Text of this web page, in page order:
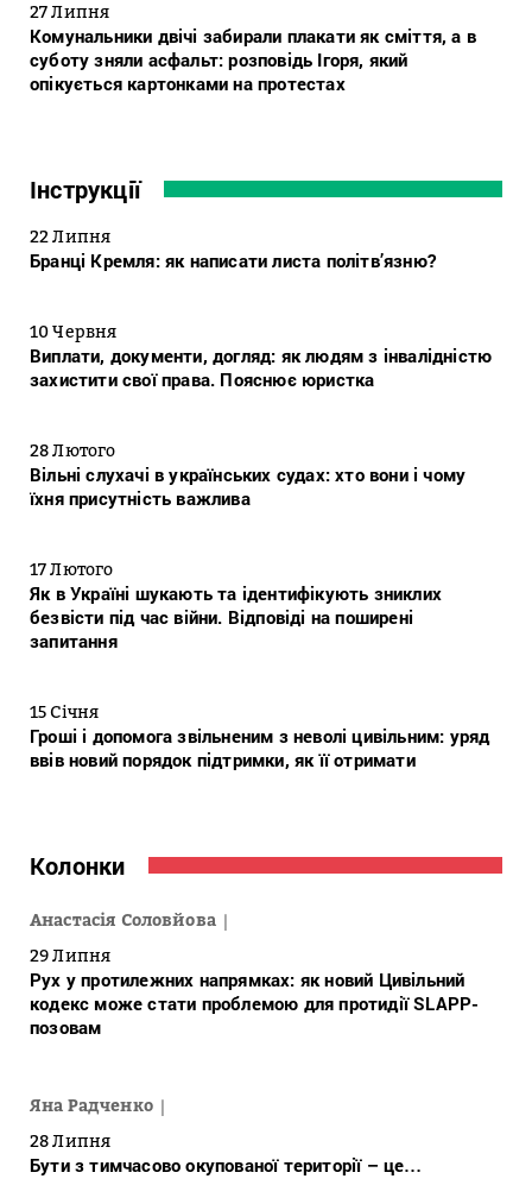
27 Липня
Комунальники двічі забирали плакати як сміття, а в
суботу зняли асфальт: розповідь Ігоря, який
опікується картонками на протестах
Інструкції
22 Липня
Бранці Кремля: як написати листа політв’язню?
10 Червня
Виплати, документи, догляд: як людям з інвалідністю
захистити свої права. Пояснює юристка
28 Лютого
Вільні слухачі в українських судах: хто вони і чому
їхня присутність важлива
17 Лютого
Як в Україні шукають та ідентифікують зниклих
безвісти під час війни. Відповіді на поширені
запитання
15 Січня
Гроші і допомога звільненим з неволі цивільним: уряд
ввів новий порядок підтримки, як її отримати
Колонки
Анастасія Соловйова
29 Липня
Рух у протилежних напрямках: як новий Цивільний
кодекс може стати проблемою для протидії SLAPP-
позовам
Яна Радченко
28 Липня
Бути з тимчасово окупованої території – це…